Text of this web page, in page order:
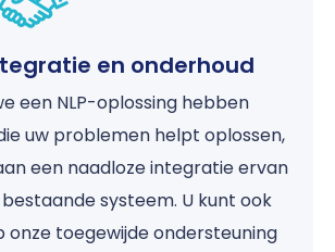
en onderhoud
een NLP-oplossing hebben
uw problemen helpt oplossen,
een naadloze integratie ervan
systeem. U kunt ook
onze toegewijde ondersteuning